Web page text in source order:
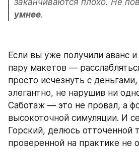
заканчиваются плохо. Не
умнее.
Если вы уже получили аванс
пару макетов —
просто исчезнуть с
элегантно, не нарушив ни
Саботаж — это не провал, а
высокоточной симуляции. И
Горский, делюсь отточенной
проверенной на практике не